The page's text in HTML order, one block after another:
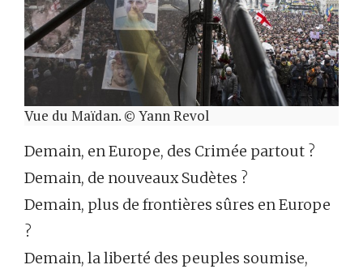
Vue du Maïdan. © Yann Revol
Demain, en Europe, des Crimée partout ?
Demain, de nouveaux Sudètes ?
Demain, plus de frontières sûres en Europe
?
Demain, la liberté des peuples soumise,